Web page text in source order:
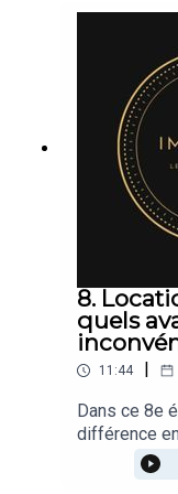
ou au forfait
Je vous
ImmoTape
acteur de
8.
quels
11:44 |
Dans ce 8e
différence
locations